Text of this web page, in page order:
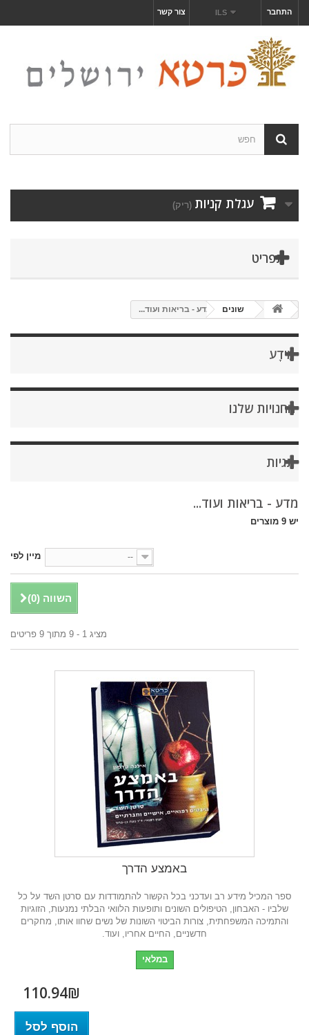
התחבר ILS צור קשר
עגלת קניות (ריק)
תפריט
שונים מדע - בריאות ועוד...
מֵידָע
החנויות שלנו
תגיות
מדע - בריאות ועוד...
יש 9 מוצרים
מיין לפי --
השווה (0
)
מציג 1 - 9 מתוך 9 פריטים
באמצע הדרך
ספר המכיל מידע רב ועדכני בכל הקשור להתמודדות עם סרטן השד על כל
שלביו - האבחון, הטיפולים השונים ותופעות הלוואי הבלתי נמנעות, הזוגיות
והתמיכה המשפחתית, צורות הביטוי השונות של נשים שחוו אותו, מחקרים
חדשניים, החיים אחריו, ועוד.
במלאי
110.94₪‎
הוסף לסל